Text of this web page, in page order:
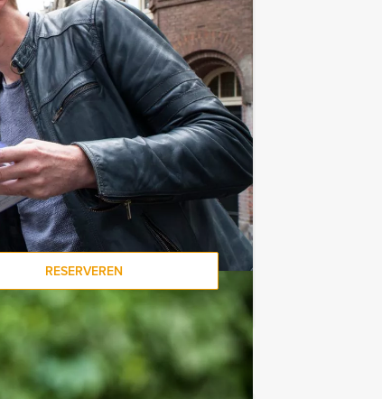
combineren voor een dag-
Events combineren we graag
Bespreek je wensen met
aantal deelnemers.
mits je voor de minimale prijs
RESERVEREN